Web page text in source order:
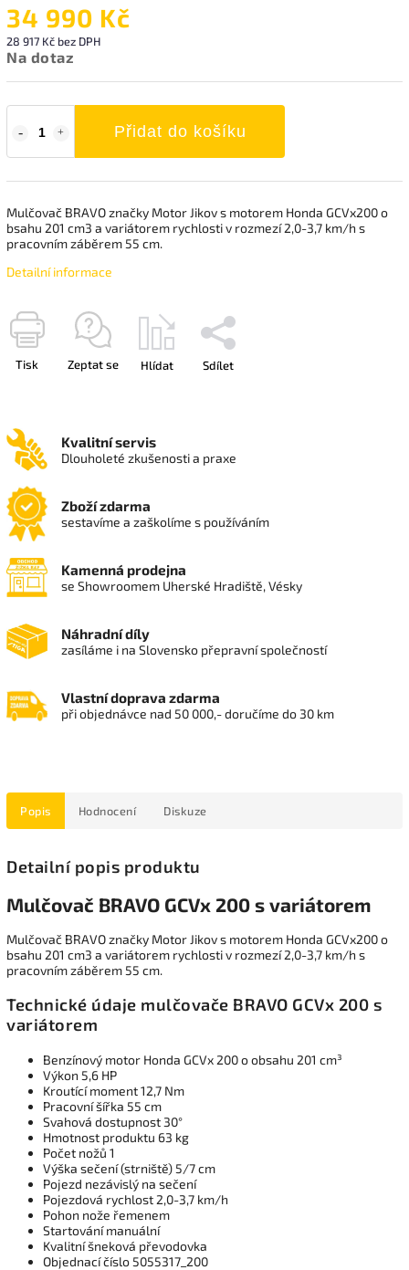
34 990 Kč
28 917 Kč bez DPH
Na dotaz
Přidat do košíku
Mulčovač BRAVO značky Motor Jikov s motorem Honda GCVx200 o
bsahu 201 cm3 a variátorem rychlosti v rozmezí 2,0-3,7 km/h s
pracovním záběrem 55 cm.
Detailní informace
Tisk Zeptat se Hlídat Sdílet
Kvalitní servis
Dlouholeté zkušenosti a praxe
Zboží zdarma
sestavíme a zaškolíme s používáním
Kamenná prodejna
se Showroomem Uherské Hradiště, Vésky
Náhradní díly
zasíláme i na Slovensko přepravní společností
Vlastní doprava zdarma
při objednávce nad 50 000,- doručíme do 30 km
Popis Hodnocení Diskuze
Detailní popis produktu
Mulčovač BRAVO GCVx 200 s variátorem
Mulčovač BRAVO značky Motor Jikov s motorem Honda GCVx200 o
bsahu 201 cm3 a variátorem rychlosti v rozmezí 2,0-3,7 km/h s
pracovním záběrem 55 cm.
Technické údaje mulčovače BRAVO GCVx 200 s
variátorem
Benzínový motor Honda GCVx 200 o obsahu 201 cm³
Výkon 5,6 HP
Kroutící moment 12,7 Nm
Pracovní šířka 55 cm
Svahová dostupnost 30°
Hmotnost produktu 63 kg
Počet nožů 1
Výška sečení (strniště) 5/7 cm
Pojezd nezávislý na sečení
Pojezdová rychlost 2,0-3,7 km/h
Pohon nože řemenem
Startování manuální
Kvalitní šneková převodovka
Objednací číslo 5055317_200